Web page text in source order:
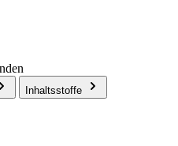
Inhaltsstoffe